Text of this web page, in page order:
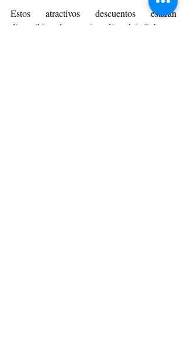
Estos atractivos descuentos estarán
disponibles durante los días del Cyber, a